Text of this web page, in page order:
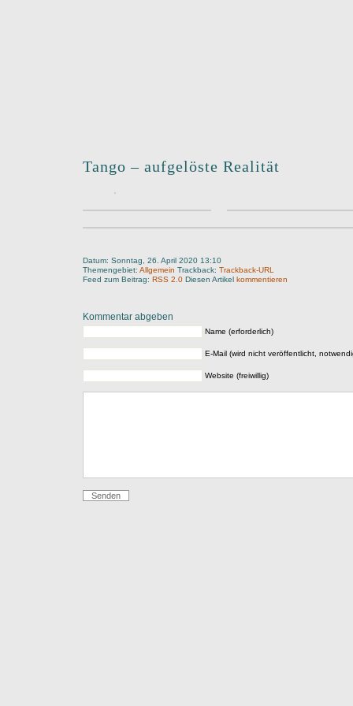
Tango – aufgelöste Realität
Datum: Sonntag, 26. April 2020 13:10
Themengebiet: Allgemein Trackback: Trackback-URL
Feed zum Beitrag: RSS 2.0 Diesen Artikel kommentieren
Kommentar abgeben
Name (erforderlich)
E-Mail (wird nicht veröffentlicht,
Website (freiwillig)